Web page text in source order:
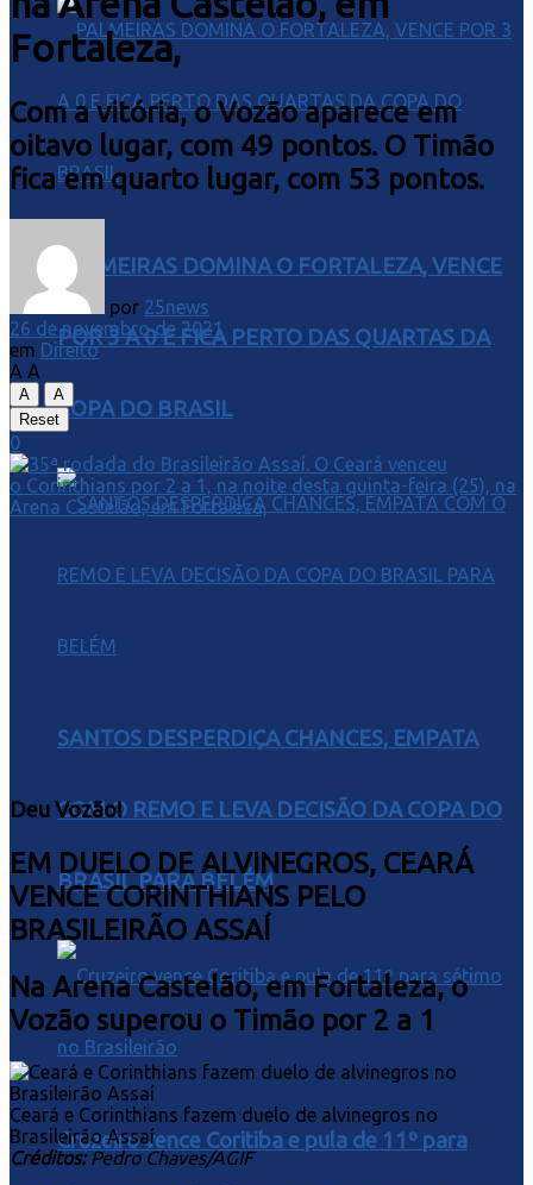
PALMEIRAS DOMINA O FORTALEZA, VENCE
POR 3 A 0 E FICA PERTO DAS QUARTAS DA
COPA DO BRASIL
SANTOS DESPERDIÇA CHANCES, EMPATA
COM O REMO E LEVA DECISÃO DA COPA DO
BRASIL PARA BELÉM
Cruzeiro vence Coritiba e pula de 11º para
Fortaleza,
Com a vitória, o Vozão aparece em
oitavo lugar, com 49 pontos. O Timão
fica em quarto lugar, com 53 pontos.
por 25news
26 de novembro de 2021
em Direito
A A
A
A
Reset
0
Deu Vozão!
EM DUELO DE ALVINEGROS, CEARÁ
VENCE CORINTHIANS PELO
BRASILEIRÃO ASSAÍ
Na Arena Castelão, em Fortaleza, o
Vozão superou o Timão por 2 a 1
Ceará e Corinthians fazem duelo de alvinegros no
Brasileirão Assaí
Créditos:Pedro Chaves/AGIF